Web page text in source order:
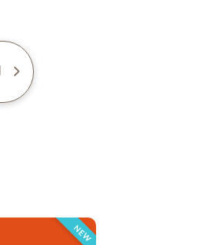
NEW